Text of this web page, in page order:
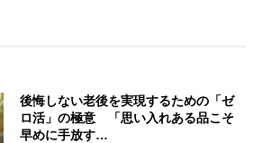
後悔しない老後を実現するための「ゼ
ロ活」の極意 「思い入れある品こそ
早めに手放す…